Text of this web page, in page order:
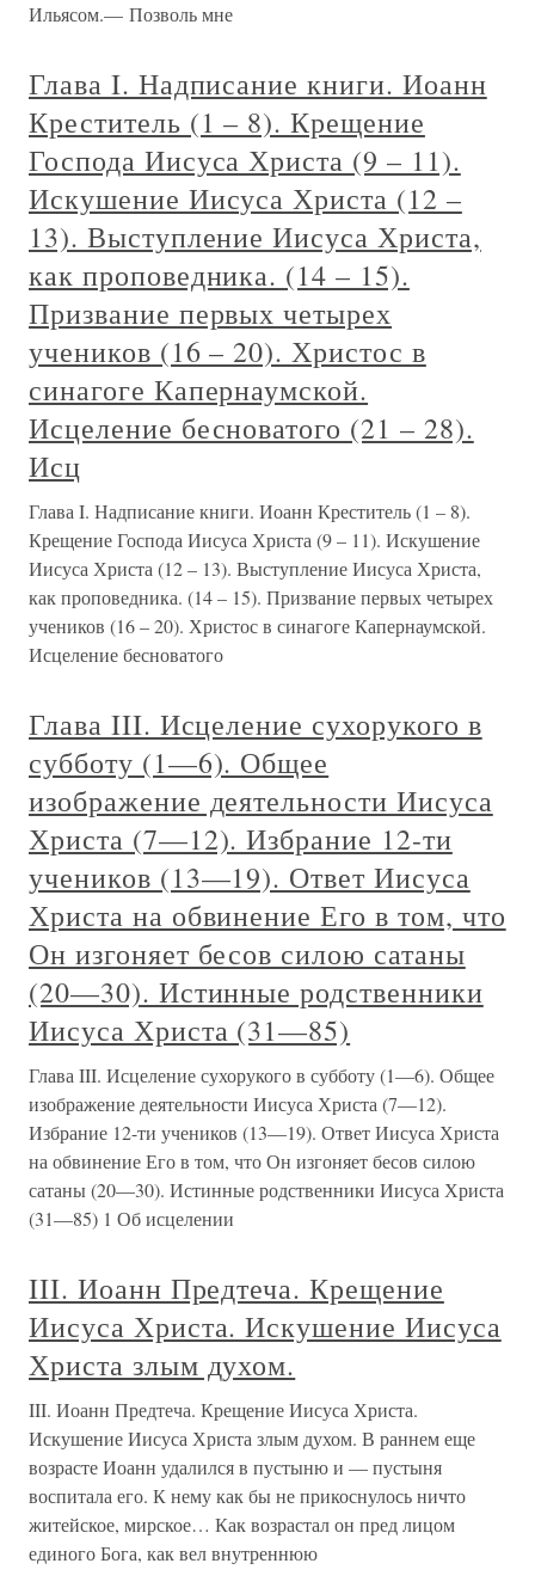
Ильясом.— Позволь мне
Глава I. Надписание книги. Иоанн
Креститель (1 – 8). Крещение
Господа Иисуса Христа (9 – 11).
Искушение Иисуса Христа (12 –
13). Выступление Иисуса Христа,
как проповедника. (14 – 15).
Призвание первых четырех
учеников (16 – 20). Христос в
синагоге Капернаумской.
Исцеление бесноватого (21 – 28).
Исц
Глава I. Надписание книги. Иоанн Креститель (1 – 8).
Крещение Господа Иисуса Христа (9 – 11). Искушение
Иисуса Христа (12 – 13). Выступление Иисуса Христа,
как проповедника. (14 – 15). Призвание первых четырех
учеников (16 – 20). Христос в синагоге Капернаумской.
Исцеление бесноватого
Глава III. Исцеление сухорукого в
субботу (1—6). Общее
изображение деятельности Иисуса
Христа (7—12). Избрание 12-ти
учеников (13—19). Ответ Иисуса
Христа на обвинение Его в том, что
Он изгоняет бесов силою сатаны
(20—30). Истинные родственники
Иисуса Христа (31—85)
Глава III. Исцеление сухорукого в субботу (1—6). Общее
изображение деятельности Иисуса Христа (7—12).
Избрание 12-ти учеников (13—19). Ответ Иисуса Христа
на обвинение Его в том, что Он изгоняет бесов силою
сатаны (20—30). Истинные родственники Иисуса Христа
(31—85) 1 Об исцелении
III. Иоанн Предтеча. Крещение
Иисуса Христа. Искушение Иисуса
Христа злым духом.
III. Иоанн Предтеча. Крещение Иисуса Христа.
Искушение Иисуса Христа злым духом. В раннем еще
возрасте Иоанн удалился в пустыню и — пустыня
воспитала его. К нему как бы не прикоснулось ничто
житейское, мирское… Как возрастал он пред лицом
единого Бога, как вел внутреннюю